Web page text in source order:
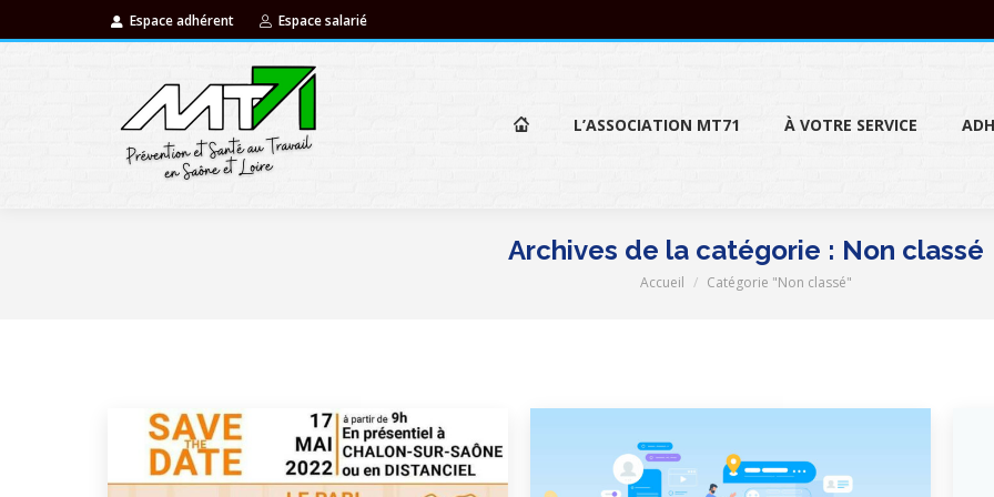
Espace adhérent Espace salarié
L’ASSOCIATION MT71 À VOTRE SERVICE
Archives de la catégorie : Non classé
Vous êtes ici :
Accueil Catégorie "Non classé"